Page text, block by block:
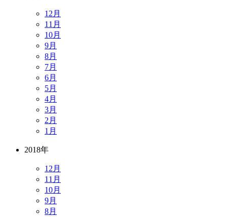
12月
11月
10月
9月
8月
7月
6月
5月
4月
3月
2月
1月
2018年
12月
11月
10月
9月
8月